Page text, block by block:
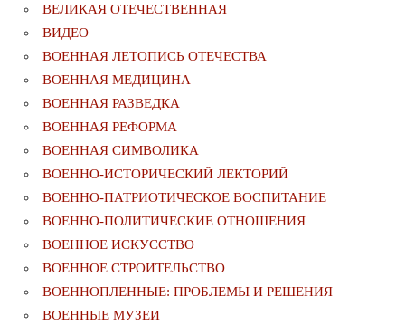
ВЕЛИКАЯ ОТЕЧЕСТВЕННАЯ
ВИДЕО
ВОЕННАЯ ЛЕТОПИСЬ ОТЕЧЕСТВА
ВОЕННАЯ МЕДИЦИНА
ВОЕННАЯ РАЗВЕДКА
ВОЕННАЯ РЕФОРМА
ВОЕННАЯ СИМВОЛИКА
ВОЕННО-ИСТОРИЧЕСКИЙ ЛЕКТОРИЙ
ВОЕННО-ПАТРИОТИЧЕСКОЕ ВОСПИТАНИЕ
ВОЕННО-ПОЛИТИЧЕСКИE ОТНОШЕНИЯ
ВОЕННОЕ ИСКУССТВО
ВОЕННОЕ СТРОИТЕЛЬСТВО
ВОЕННОПЛЕННЫЕ: ПРОБЛЕМЫ И РЕШЕНИЯ
ВОЕННЫЕ МУЗЕИ